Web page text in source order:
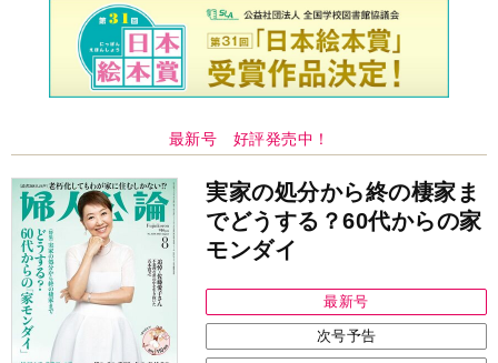
最新号 好評発売中！
実家の処分から終の棲家ま
でどうする？60代からの家
モンダイ
最新号
次号予告